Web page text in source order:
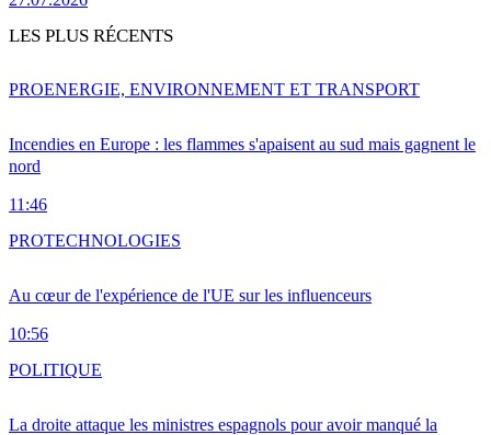
LES PLUS RÉCENTS
Incendies en Europe : les flammes s'apaisent au sud mais gagnent le
nord
11:46
PROENERGIE, ENVIRONNEMENT ET TRANSPORT
Au cœur de l'expérience de l'UE sur les influenceurs
10:56
PROTECHNOLOGIES
La droite attaque les ministres espagnols pour avoir manqué la
POLITIQUE